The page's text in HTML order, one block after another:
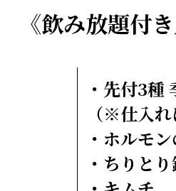
《飲み放題付
・先付3種
（※仕入
・ホルモ
・ちりと